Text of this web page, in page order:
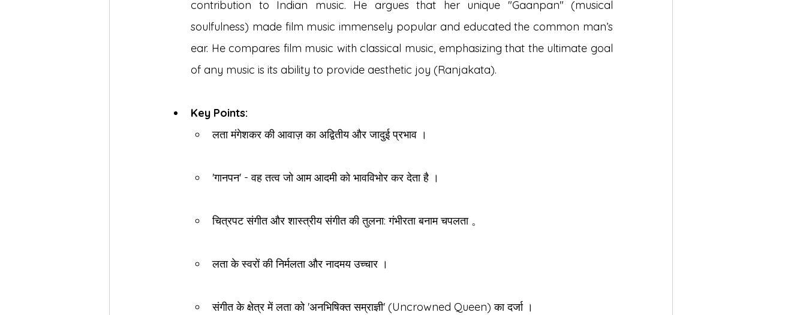
contribution to Indian music. He argues that her unique "Gaanpan" (musical
soulfulness) made film music immensely popular and educated the common man’s
ear. He compares film music with classical music, emphasizing that the ultimate goal
of any music is its ability to provide aesthetic joy (Ranjakata).
Key Points:
लता मंगेशकर की आवाज़ का अद्वितीय और जादुई प्रभाव ।
'गानपन' - वह तत्व जो आम आदमी को भावविभोर कर देता है ।
चित्रपट संगीत और शास्त्रीय संगीत की तुलना: गंभीरता बनाम चपलता 。
लता के स्वरों की निर्मलता और नादमय उच्चार ।
संगीत के क्षेत्र में लता को 'अनभिषिक्त सम्राज्ञी' (Uncrowned Queen) का दर्जा ।